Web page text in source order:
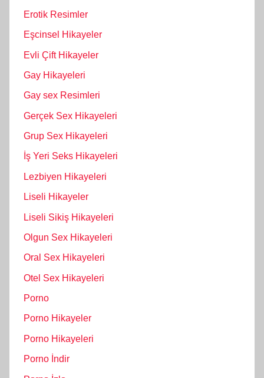
Erotik Resimler
Eşcinsel Hikayeler
Evli Çift Hikayeler
Gay Hikayeleri
Gay sex Resimleri
Gerçek Sex Hikayeleri
Grup Sex Hikayeleri
İş Yeri Seks Hikayeleri
Lezbiyen Hikayeleri
Liseli Hikayeler
Liseli Sikiş Hikayeleri
Olgun Sex Hikayeleri
Oral Sex Hikayeleri
Otel Sex Hikayeleri
Porno
Porno Hikayeler
Porno Hikayeleri
Porno İndir